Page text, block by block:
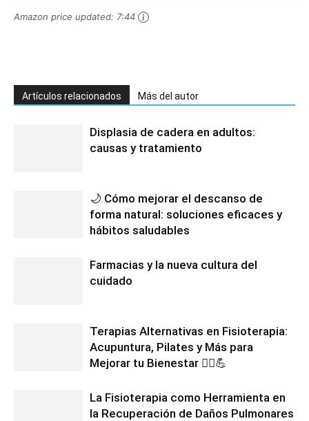
Amazon price updated: 7:44
Artículos relacionados Más del autor
Displasia de cadera en adultos:
causas y tratamiento
🌙 Cómo mejorar el descanso de
forma natural: soluciones eficaces y
hábitos saludables
Farmacias y la nueva cultura del
cuidado
Terapias Alternativas en Fisioterapia:
Acupuntura, Pilates y Más para
Mejorar tu Bienestar 💆‍♂️💪
La Fisioterapia como Herramienta en
la Recuperación de Daños Pulmonares